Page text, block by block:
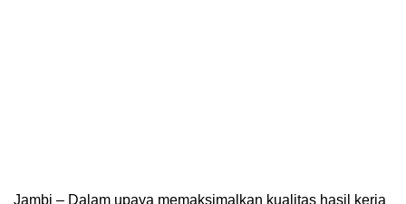
Jambi – Dalam upaya memaksimalkan kualitas hasil kerja